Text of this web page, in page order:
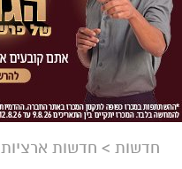
חדשות > חדשות ארציות